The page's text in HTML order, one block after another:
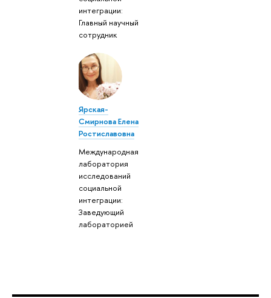
интеграции:
Главный научный
сотрудник
Ярская-
Смирнова Елена
Ростиславовна
Международная
лаборатория
исследований
социальной
интеграции:
Заведующий
лабораторией